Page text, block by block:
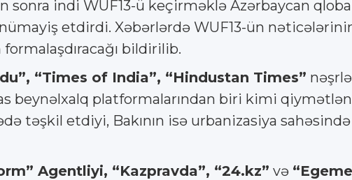
sonra indi WUF13-ü keçirməklə Azərbaycan
etdirdi. Xəbərlərdə WUF13-ün
bildirilib.
“Times of India”, “Hindustan Times”
beynəlxalq platformalarından biri kimi
təşkil etdiyi, Bakının isə urbanizasiya
Agentliyi, “Kazpravda”, “24.kz” və